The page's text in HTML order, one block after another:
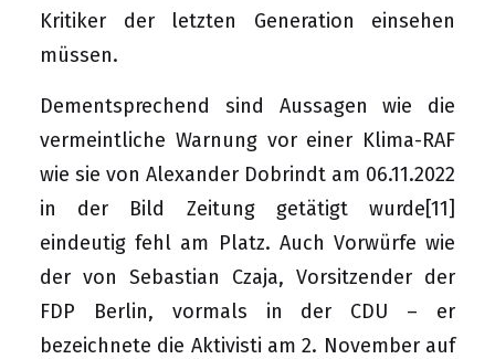
Kritiker der letzten Generation einsehen
müssen.
Dementsprechend sind Aussagen wie die
vermeintliche Warnung vor einer Klima-RAF
wie sie von Alexander Dobrindt am 06.11.2022
in der Bild Zeitung getätigt wurde[11]
eindeutig fehl am Platz. Auch Vorwürfe wie
der von Sebastian Czaja, Vorsitzender der
FDP Berlin, vormals in der CDU – er
bezeichnete die Aktivisti am 2. November auf